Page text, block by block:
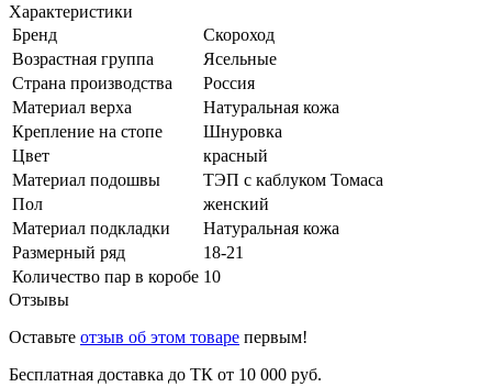
Характеристики
Бренд
Скороход
Возрастная группа
Ясельные
Страна производства
Россия
Материал верха
Натуральная кожа
Крепление на стопе
Шнуровка
Цвет
красный
Материал подошвы
ТЭП с каблуком Томаса
Пол
женский
Материал подкладки
Натуральная кожа
Размерный ряд
18-21
Количество пар в коробе 10
Отзывы
Оставьте отзыв об этом товаре первым!
Бесплатная доставка до ТК от 10 000 руб.